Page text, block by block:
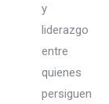
y
liderazgo
entre
quienes
persiguen